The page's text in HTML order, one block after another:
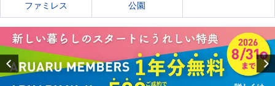
ファミレス 公園
Previous